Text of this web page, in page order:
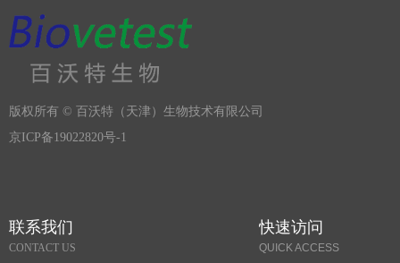
联系我们
CONTACT US
快速访问
QUICK ACCESS
版权所有 © 百沃特（天津）生物技术有限公司
京ICP备19022820号-1